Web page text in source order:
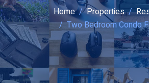
Home Properties
Two Bedroom Condo